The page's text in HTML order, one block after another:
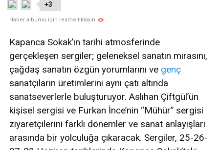
+3
Haber albümü için resme tıklayın
Kapanca Sokak’ın tarihi atmosferinde
gerçekleşen sergiler; geleneksel sanatın mirasını,
çağdaş sanatın özgün yorumlarını ve genç
sanatçıların üretimlerini aynı çatı altında
sanatseverlerle buluşturuyor. Aslıhan Çiftgül’ün
kişisel sergisi ve Furkan İnce’nin “Mühür” sergisi
ziyaretçilerini farklı dönemler ve sanat anlayışları
arasında bir yolculuğa çıkaracak. Sergiler, 25-26-